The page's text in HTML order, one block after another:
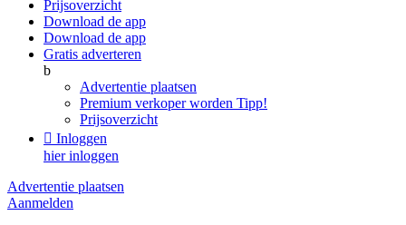
Prijsoverzicht
Download de app
Download de app
Gratis adverteren
b
Advertentie plaatsen
Premium verkoper worden Tipp!
Prijsoverzicht
 Inloggen
hier inloggen
Advertentie plaatsen
Aanmelden